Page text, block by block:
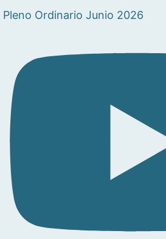
Pleno Ordinario Junio 2026